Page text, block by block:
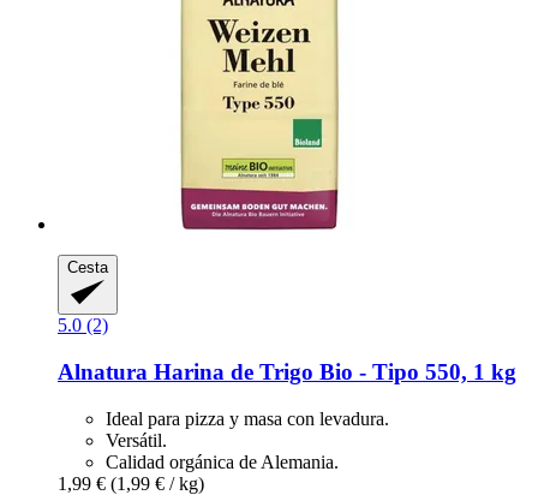
Cesta
5.0 (2)
Alnatura Harina de Trigo Bio -​ Tipo 550, 1 kg
Ideal para pizza y masa con levadura.
Versátil.
Calidad orgánica de Alemania.
1,99 € (1,99 € / kg)